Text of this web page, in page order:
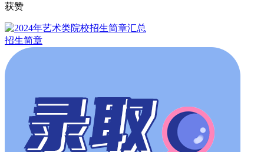
获赞
招生简章